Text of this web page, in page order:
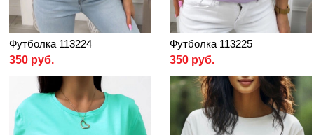
Футболка 113224
350 руб.
Футболка 113225
350 руб.